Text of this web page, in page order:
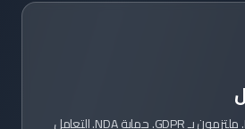
وفق معيار ISO 17100. ملتزمون بـ GDPR. حماية NDA. التعامل